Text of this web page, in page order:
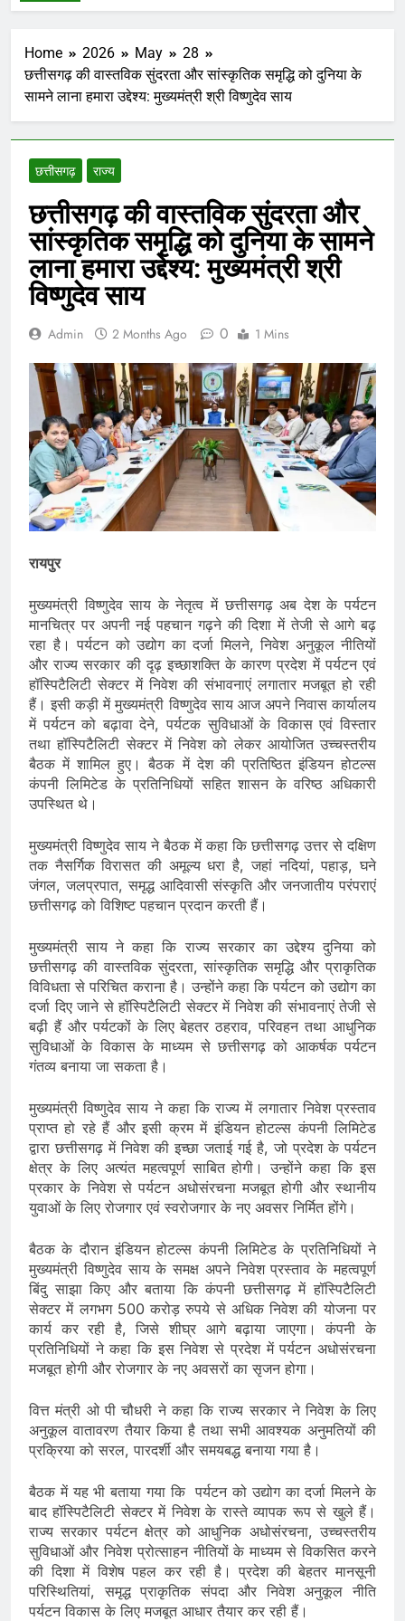
Home 2026 May
28
छत्तीसगढ़ की वास्तविक सुंदरता और सांस्कृतिक समृद्धि को दुनिया के
सामने लाना हमारा उद्देश्य: मुख्यमंत्री श्री विष्णुदेव साय
छत्तीसगढ़ राज्य
छत्तीसगढ़ की वास्तविक सुंदरता और
सांस्कृतिक समृद्धि को दुनिया के सामने
लाना हमारा उद्देश्य: मुख्यमंत्री श्री
विष्णुदेव साय
Admin 2 Months Ago 0 1 Mins
रायपुर
मुख्यमंत्री विष्णुदेव साय के नेतृत्व में छत्तीसगढ़ अब देश के पर्यटन
मानचित्र पर अपनी नई पहचान गढ़ने की दिशा में तेजी से आगे बढ़
रहा है। पर्यटन को उद्योग का दर्जा मिलने, निवेश अनुकूल नीतियों
और राज्य सरकार की दृढ़ इच्छाशक्ति के कारण प्रदेश में पर्यटन एवं
हॉस्पिटैलिटी सेक्टर में निवेश की संभावनाएं लगातार मजबूत हो रही
हैं। इसी कड़ी में मुख्यमंत्री विष्णुदेव साय आज अपने निवास कार्यालय
में पर्यटन को बढ़ावा देने, पर्यटक सुविधाओं के विकास एवं विस्तार
तथा हॉस्पिटैलिटी सेक्टर में निवेश को लेकर आयोजित उच्चस्तरीय
बैठक में शामिल हुए। बैठक में देश की प्रतिष्ठित इंडियन होटल्स
कंपनी लिमिटेड के प्रतिनिधियों सहित शासन के वरिष्ठ अधिकारी
उपस्थित थे।
मुख्यमंत्री विष्णुदेव साय ने बैठक में कहा कि छत्तीसगढ़ उत्तर से दक्षिण
तक नैसर्गिक विरासत की अमूल्य धरा है, जहां नदियां, पहाड़, घने
जंगल, जलप्रपात, समृद्ध आदिवासी संस्कृति और जनजातीय परंपराएं
छत्तीसगढ़ को विशिष्ट पहचान प्रदान करती हैं।
मुख्यमंत्री साय ने कहा कि राज्य सरकार का उद्देश्य दुनिया को
छत्तीसगढ़ की वास्तविक सुंदरता, सांस्कृतिक समृद्धि और प्राकृतिक
विविधता से परिचित कराना है। उन्होंने कहा कि पर्यटन को उद्योग का
दर्जा दिए जाने से हॉस्पिटैलिटी सेक्टर में निवेश की संभावनाएं तेजी से
बढ़ी हैं और पर्यटकों के लिए बेहतर ठहराव, परिवहन तथा आधुनिक
सुविधाओं के विकास के माध्यम से छत्तीसगढ़ को आकर्षक पर्यटन
गंतव्य बनाया जा सकता है।
मुख्यमंत्री विष्णुदेव साय ने कहा कि राज्य में लगातार निवेश प्रस्ताव
प्राप्त हो रहे हैं और इसी क्रम में इंडियन होटल्स कंपनी लिमिटेड
द्वारा छत्तीसगढ़ में निवेश की इच्छा जताई गई है, जो प्रदेश के पर्यटन
क्षेत्र के लिए अत्यंत महत्वपूर्ण साबित होगी। उन्होंने कहा कि इस
प्रकार के निवेश से पर्यटन अधोसंरचना मजबूत होगी और स्थानीय
युवाओं के लिए रोजगार एवं स्वरोजगार के नए अवसर निर्मित होंगे।
बैठक के दौरान इंडियन होटल्स कंपनी लिमिटेड के प्रतिनिधियों ने
मुख्यमंत्री विष्णुदेव साय के समक्ष अपने निवेश प्रस्ताव के महत्वपूर्ण
बिंदु साझा किए और बताया कि कंपनी छत्तीसगढ़ में हॉस्पिटैलिटी
सेक्टर में लगभग 500 करोड़ रुपये से अधिक निवेश की योजना पर
कार्य कर रही है, जिसे शीघ्र आगे बढ़ाया जाएगा। कंपनी के
प्रतिनिधियों ने कहा कि इस निवेश से प्रदेश में पर्यटन अधोसंरचना
मजबूत होगी और रोजगार के नए अवसरों का सृजन होगा।
वित्त मंत्री ओ पी चौधरी ने कहा कि राज्य सरकार ने निवेश के लिए
अनुकूल वातावरण तैयार किया है तथा सभी आवश्यक अनुमतियों की
प्रक्रिया को सरल, पारदर्शी और समयबद्ध बनाया गया है।
बैठक में यह भी बताया गया कि पर्यटन को उद्योग का दर्जा मिलने के
बाद हॉस्पिटैलिटी सेक्टर में निवेश के रास्ते व्यापक रूप से खुले हैं।
राज्य सरकार पर्यटन क्षेत्र को आधुनिक अधोसंरचना, उच्चस्तरीय
सुविधाओं और निवेश प्रोत्साहन नीतियों के माध्यम से विकसित करने
की दिशा में विशेष पहल कर रही है। प्रदेश की बेहतर मानसूनी
परिस्थितियां, समृद्ध प्राकृतिक संपदा और निवेश अनुकूल नीति
पर्यटन विकास के लिए मजबूत आधार तैयार कर रही हैं।